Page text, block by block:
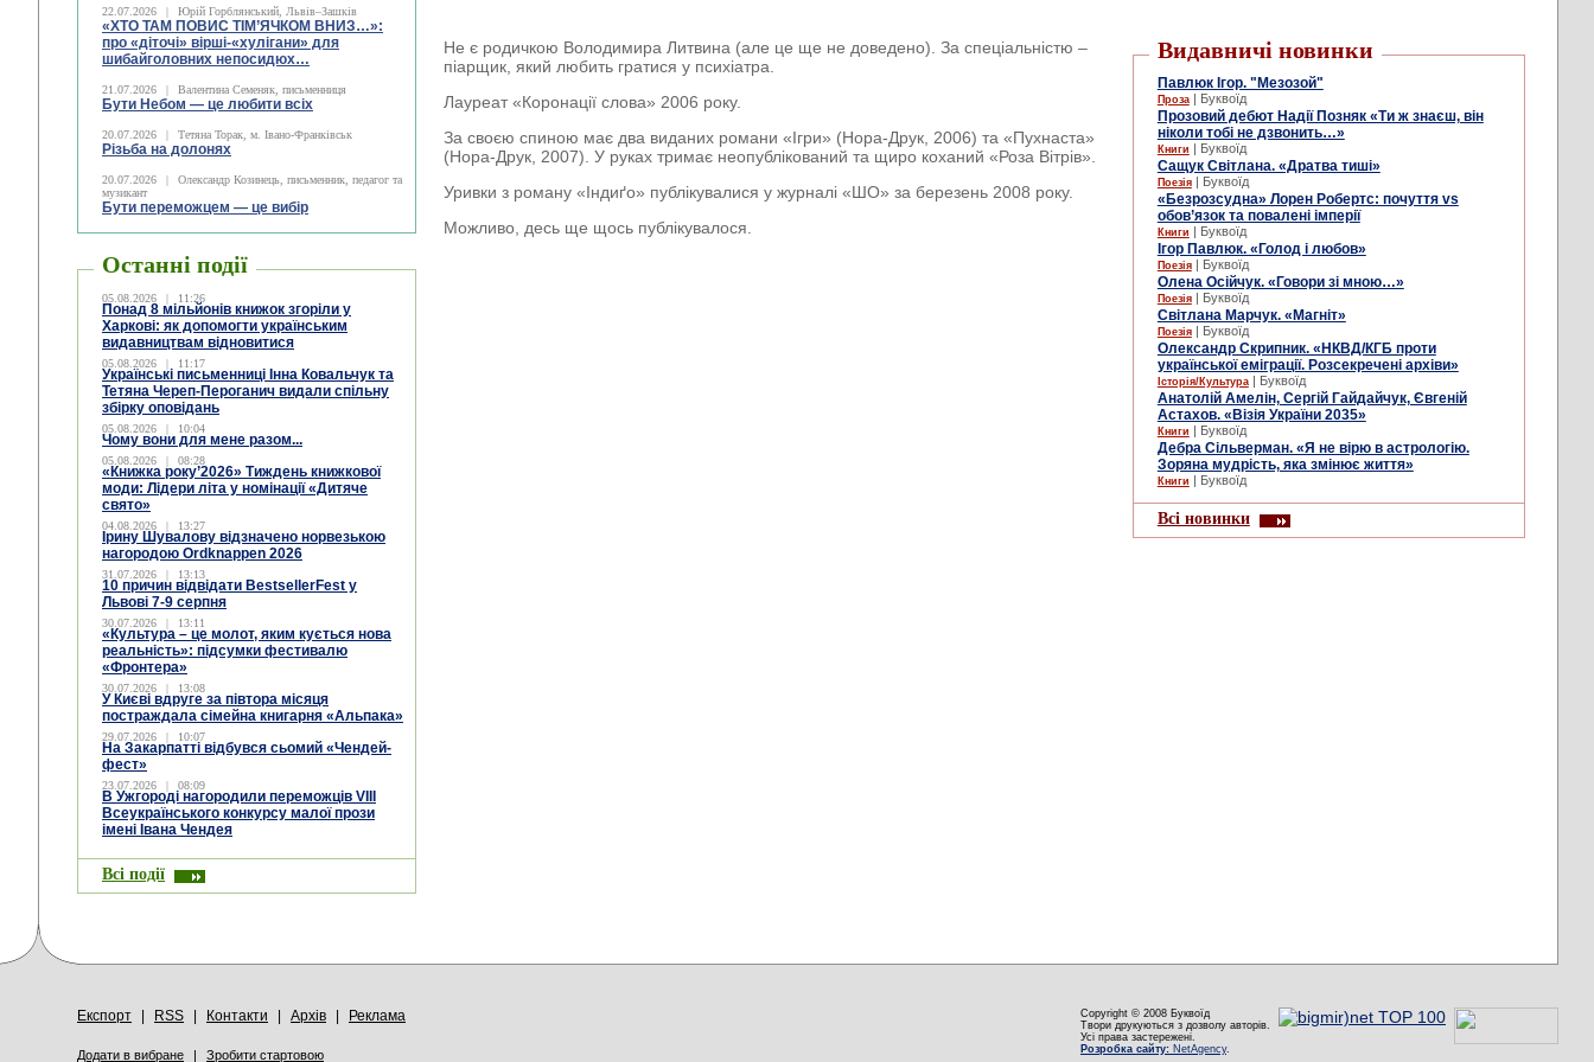
22.07.2026 | Юрій Горблянський, Львів–Зашків
«ХТО ТАМ ПОВИС ТІМ’ЯЧКОМ ВНИЗ…»:
про «діточі» вірші-«хулігани» для
шибайголовних непосидюх…
21.07.2026 | Валентина Семеняк, письменниця
Бути Небом ― це любити всіх
20.07.2026 | Тетяна Торак, м. Івано-Франківськ
Різьба на долонях
20.07.2026 |
Олександр Козинець, письменник, педагог та
музикант
Бути переможцем — це вибір
Останні події
05.08.2026 | 11:26
Понад 8 мільйонів книжок згоріли у
Харкові: як допомогти українським
видавництвам відновитися
05.08.2026 | 11:17
Українські письменниці Інна Ковальчук та
Тетяна Череп-Пероганич видали спільну
збірку оповідань
05.08.2026 | 10:04
Чому вони для мене разом...
05.08.2026 | 08:28
«Книжка року’2026» Тиждень книжкової
моди: Лідери літа у номінації «Дитяче
свято»
04.08.2026 | 13:27
Ірину Шувалову відзначено норвезькою
нагородою Ordknappen 2026
31.07.2026 | 13:13
10 причин відвідати BestsellerFest у
Львові 7-9 серпня
30.07.2026 | 13:11
«Культура – це молот, яким кується нова
реальність»: підсумки фестивалю
«Фронтера»
30.07.2026 | 13:08
У Києві вдруге за півтора місяця
постраждала сімейна книгарня «Альпака»
29.07.2026 | 10:07
На Закарпатті відбувся сьомий «Чендей-
фест»
23.07.2026 | 08:09
В Ужгороді нагородили переможців VIII
Всеукраїнського конкурсу малої прози
імені Івана Чендея
Всі події
Не є родичкою Володимира Литвина (але це ще не доведено). За спеціальністю –
піарщик, який любить гратися у психіатра.
Лауреат «Коронації слова» 2006 року.
За своєю спиною має два виданих романи «Ігри» (Нора-Друк, 2006) та «Пухнаста»
(Нора-Друк, 2007). У руках тримає неопублікований та щиро коханий «Роза Вітрів».
Уривки з роману «Індиґо» публікувалися у журналі «ШО» за березень 2008 року.
Можливо, десь ще щось публікувалося.
Видавничі новинки
Павлюк Ігор. "Мезозой"
Проза| Буквоїд
Прозовий дебют Надії Позняк «Ти ж знаєш, він
ніколи тобі не дзвонить…»
Книги | Буквоїд
Сащук Світлана. «Дратва тиші»
Поезія| Буквоїд
«Безрозсудна» Лорен Робертс: почуття vs
обов’язок та повалені імперії
Книги | Буквоїд
Ігор Павлюк. «Голод і любов»
Поезія| Буквоїд
Олена Осійчук. «Говори зі мною…»
Поезія| Буквоїд
Світлана Марчук. «Магніт»
Поезія| Буквоїд
Олександр Скрипник. «НКВД/КГБ проти
української еміграції. Розсекречені архіви»
Історія/Культура| Буквоїд
Анатолій Амелін, Сергій Гайдайчук, Євгеній
Астахов. «Візія України 2035»
Книги | Буквоїд
Дебра Сільверман. «Я не вірю в астрологію.
Зоряна мудрість, яка змінює життя»
Книги | Буквоїд
Всі новинки
Copyright © 2008 Буквоїд
Твори друкуються з дозволу авторів.
Усі права застережені.
Розробка сайту: NetAgency.
Експорт RSS Контакти Архів Реклама
Додати в вибране | Зробити стартовою